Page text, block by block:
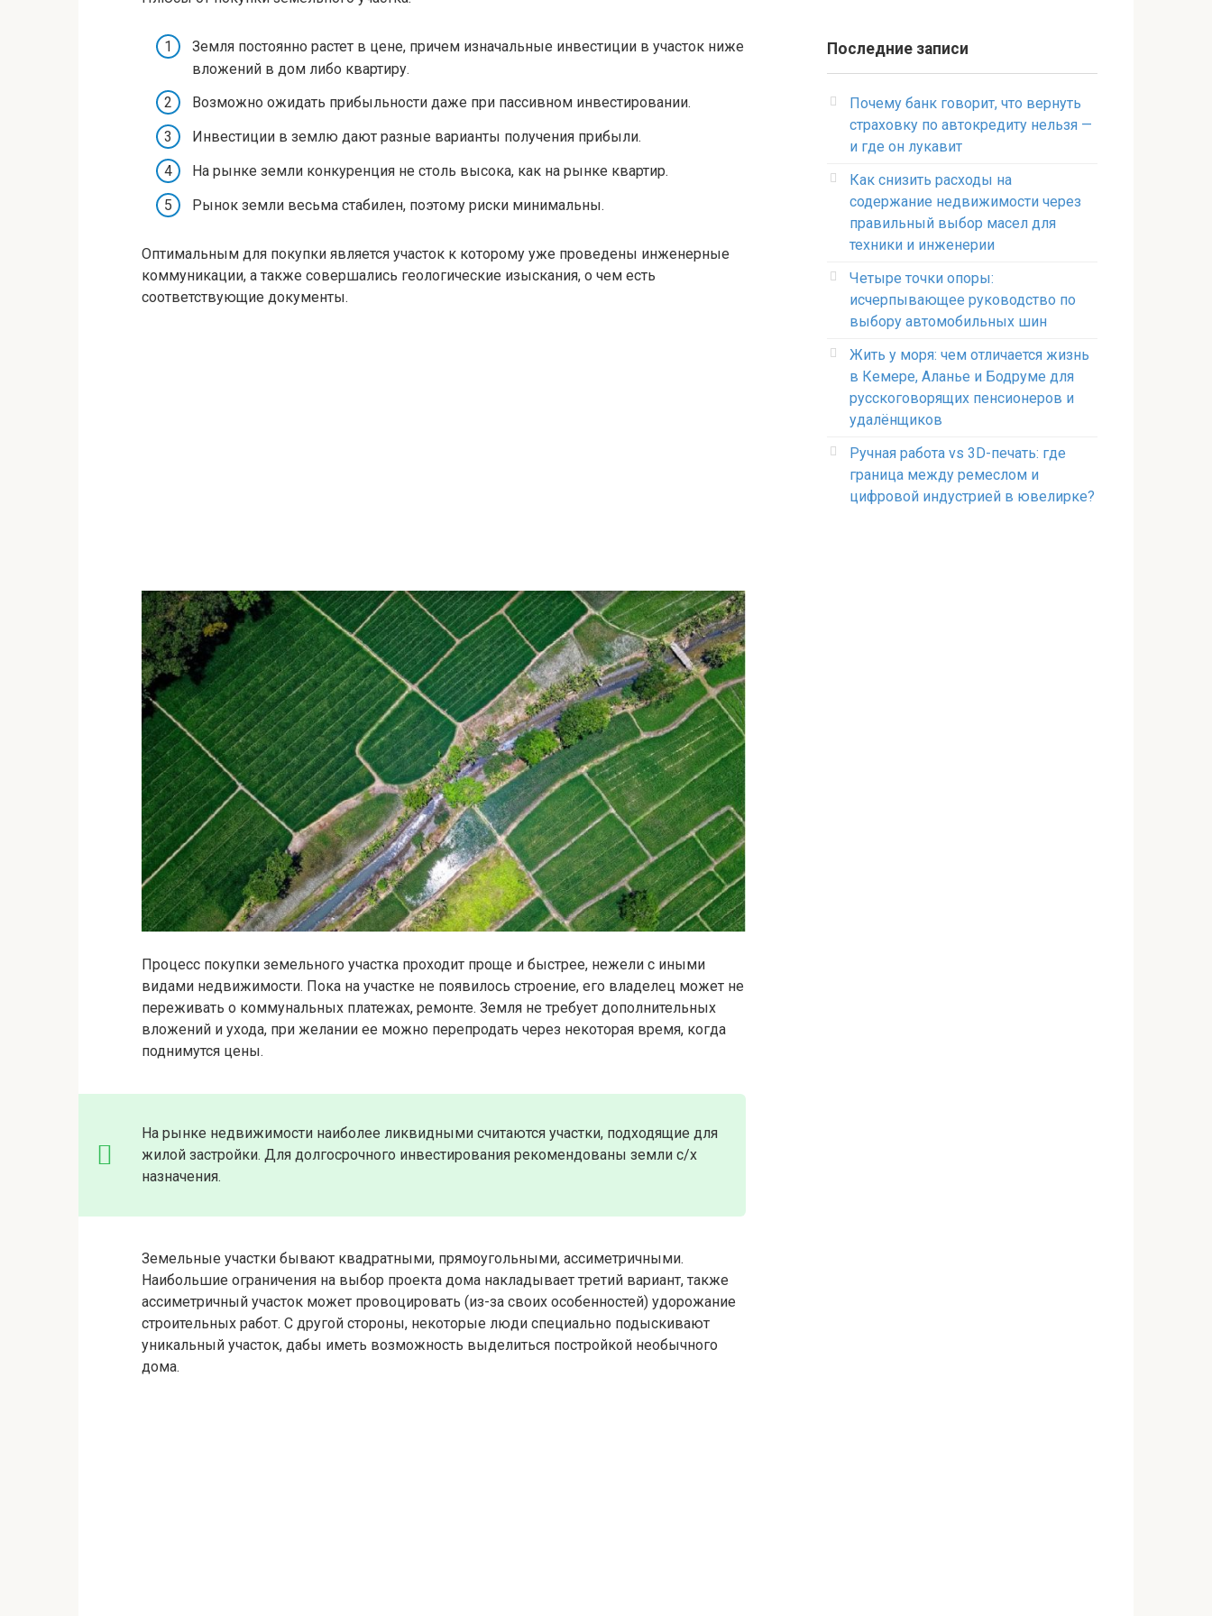
Земля постоянно растет в цене, причем изначальные инвестиции в участок ниже
вложений в дом либо квартиру.
Возможно ожидать прибыльности даже при пассивном инвестировании.
Инвестиции в землю дают разные варианты получения прибыли.
На рынке земли конкуренция не столь высока, как на рынке квартир.
Рынок земли весьма стабилен, поэтому риски минимальны.
Оптимальным для покупки является участок к которому уже проведены инженерные
коммуникации, а также совершались геологические изыскания, о чем есть
соответствующие документы.
Процесс покупки земельного участка проходит проще и быстрее, нежели с иными
видами недвижимости. Пока на участке не появилось строение, его владелец может не
переживать о коммунальных платежах, ремонте. Земля не требует дополнительных
вложений и ухода, при желании ее можно перепродать через некоторая время, когда
поднимутся цены.
На рынке недвижимости наиболее ликвидными считаются участки, подходящие для
жилой застройки. Для долгосрочного инвестирования рекомендованы земли с/х
назначения.
Земельные участки бывают квадратными, прямоугольными, ассиметричными.
Наибольшие ограничения на выбор проекта дома накладывает третий вариант, также
ассиметричный участок может провоцировать (из-за своих особенностей) удорожание
строительных работ. С другой стороны, некоторые люди специально подыскивают
уникальный участок, дабы иметь возможность выделиться постройкой необычного
дома.
Последние записи
Почему банк говорит, что вернуть
страховку по автокредиту нельзя —
и где он лукавит
Как снизить расходы на
содержание недвижимости через
правильный выбор масел для
техники и инженерии
Четыре точки опоры:
исчерпывающее руководство по
выбору автомобильных шин
Жить у моря: чем отличается жизнь
в Кемере, Аланье и Бодруме для
русскоговорящих пенсионеров и
удалёнщиков
Ручная работа vs 3D-печать: где
граница между ремеслом и
цифровой индустрией в ювелирке?